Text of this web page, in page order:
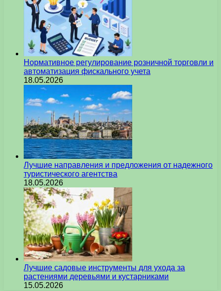
Нормативное регулирование розничной торговли и
автоматизация фискального учета
18.05.2026
Лучшие направления и предложения от надежного
туристического агентства
18.05.2026
Лучшие садовые инструменты для ухода за
растениями деревьями и кустарниками
15.05.2026